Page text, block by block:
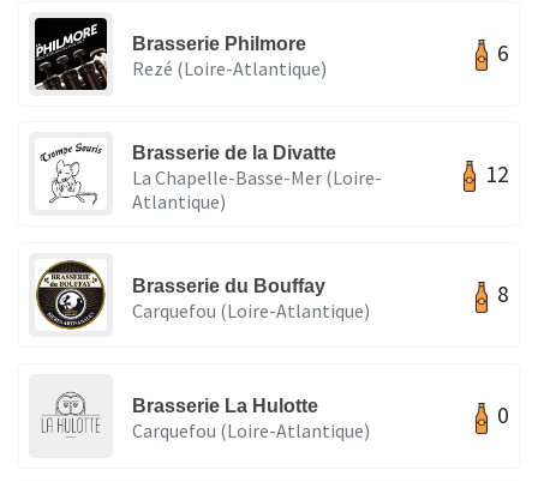
Brasserie Philmore
Rezé (Loire-Atlantique)
6
Brasserie de la Divatte
La Chapelle-Basse-Mer (Loire-
Atlantique)
12
Brasserie du Bouffay
Carquefou (Loire-Atlantique)
8
Brasserie La Hulotte
Carquefou (Loire-Atlantique)
0